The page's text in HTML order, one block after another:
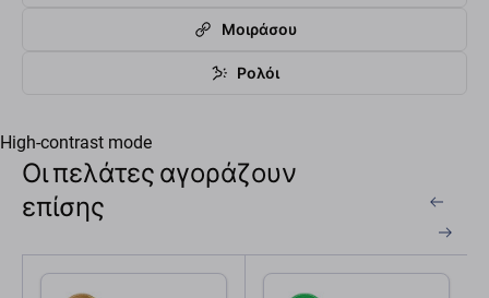
Μοιράσου
Ρολόι
High-contrast mode
Οι πελάτες αγοράζουν
επίσης